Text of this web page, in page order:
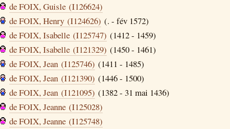
de FOIX, Guisle (I126624)
de FOIX, Henry (I124626) (. - fév 1572)
de FOIX, Isabelle (I125747) (1412 - 1459)
de FOIX, Isabelle (I121329) (1450 - 1461)
de FOIX, Jean (I125746) (1411 - 1485)
de FOIX, Jean (I121390) (1446 - 1500)
de FOIX, Jean (I121095) (1382 - 31 mai 1436)
de FOIX, Jeanne (I125028)
de FOIX, Jeanne (I125748)